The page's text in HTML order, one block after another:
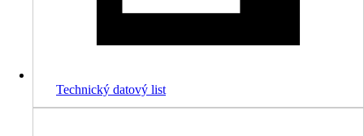
Technický datový list